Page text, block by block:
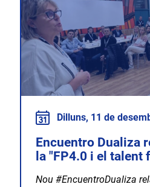
Dilluns, 11 de
Encuentro Dualiza
la "FP4.0 i el talent
Nou #EncuentroDualiza